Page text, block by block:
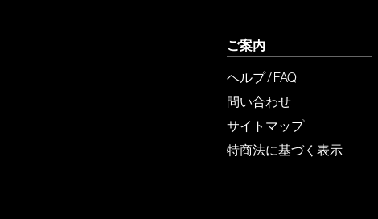
ご案内
ヘルプ / FAQ
問い合わせ
サイトマップ
特商法に基づく表示